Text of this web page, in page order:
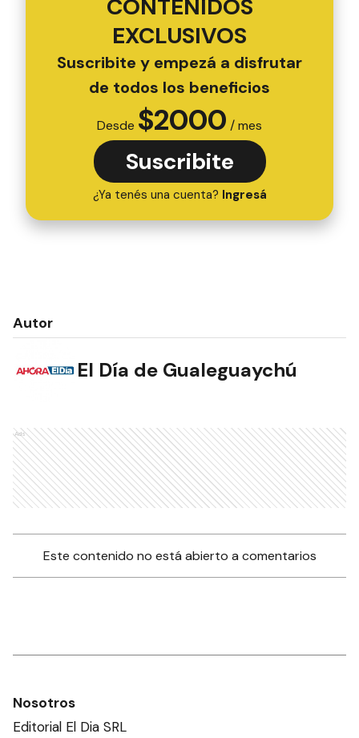
CONTENIDOS
EXCLUSIVOS
Suscribite y empezá a disfrutar
de todos los beneficios
Desde $2000 / mes
Suscribite
¿Ya tenés una cuenta? Ingresá
Autor
El Día de Gualeguaychú
Ads
Este contenido no está abierto a comentarios
Nosotros
Editorial El Dia SRL